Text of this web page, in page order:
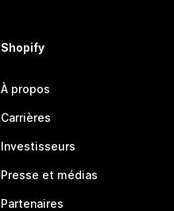
Shopify
À propos
Carrières
Investisseurs
Presse et médias
Partenaires